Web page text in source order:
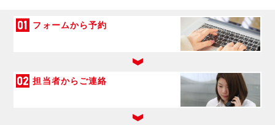
フォームから予約
担当者からご連絡